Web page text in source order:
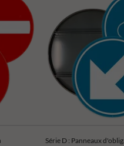
Série D : Panneaux